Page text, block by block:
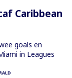
Caribbean
goals en
in Leagues